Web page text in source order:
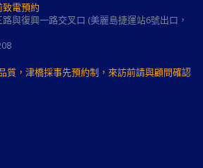
電預約
與復興一路交叉口 (美麗島捷運站6號出口，
質，津橋採事先預約制，來訪前請與顧問確認